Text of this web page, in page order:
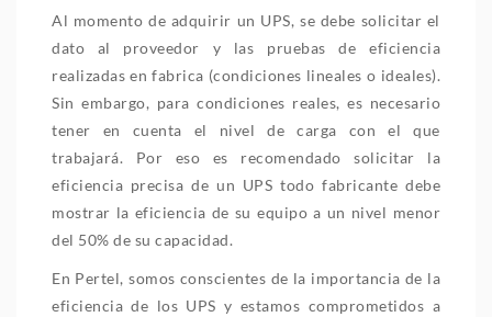
Al momento de adquirir un UPS, se debe solicitar el
dato al proveedor y las pruebas de eficiencia
realizadas en fabrica (condiciones lineales o ideales).
Sin embargo, para condiciones reales, es necesario
tener en cuenta el nivel de carga con el que
trabajará. Por eso es recomendado solicitar la
eficiencia precisa de un UPS todo fabricante debe
mostrar la eficiencia de su equipo a un nivel menor
del 50% de su capacidad.
En Pertel, somos conscientes de la importancia de la
eficiencia de los UPS y estamos comprometidos a